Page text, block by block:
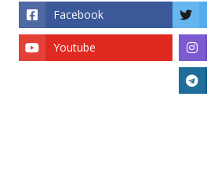
Facebook
Youtube